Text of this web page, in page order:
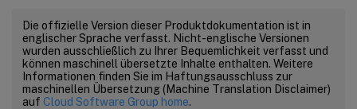
Die offizielle Version dieser Produktdokumentation ist in
englischer Sprache verfasst. Nicht-englische Versionen
wurden ausschließlich zu Ihrer Bequemlichkeit verfasst und
können maschinell übersetzte Inhalte enthalten. Weitere
Informationen finden Sie im Haftungsausschluss zur
maschinellen Übersetzung (Machine Translation Disclaimer)
auf Cloud Software Group home.